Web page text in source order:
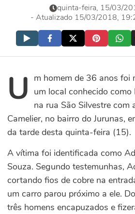
quinta-feira, 15/03/
- Atualizado 15/03/2018,
U m homem de 36 anos foi
um local conhecido como
na rua São Silvestre com
Camelier, no bairro do Jurunas,
da tarde desta quinta-feira (15).
A vítima foi identificada como
Souza. Segundo testemunhas,
cortando fios de cobre na
um carro parou próximo a ele.
três homens encapuzados e